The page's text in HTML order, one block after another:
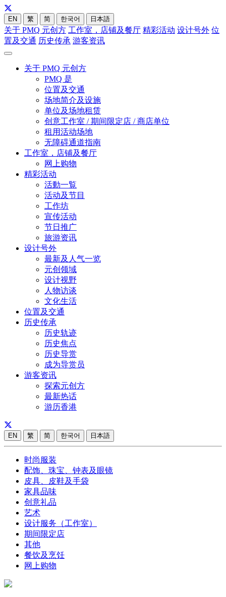
EN 繁 简 한국어 日本語
关于 PMQ 元创方 工作室，店铺及餐厅 精彩活动 设计号外 位
置及交通 历史传承 游客资讯
关于 PMQ 元创方
PMQ 是
位置及交通
场地简介及设施
单位及场地租赁
创意工作室 / 期间限定店 / 商店单位
租用活动场地
无障碍通道指南
工作室，店铺及餐厅
网上购物
精彩活动
活動一覧
活动及节目
工作坊
宣传活动
节日推广
旅游资讯
设计号外
最新及人气一览
元创领域
设计视野
人物访谈
文化生活
位置及交通
历史传承
历史轨迹
历史焦点
历史导赏
成为导赏员
游客资讯
探索元创方
最新热话
游历香港
EN 繁 简 한국어 日本語
时尚服装
配饰、珠宝、钟表及眼镜
皮具、皮鞋及手袋
家具品味
创意礼品
艺术
设计服务（工作室）
期间限定店
其他
餐饮及烹饪
网上购物